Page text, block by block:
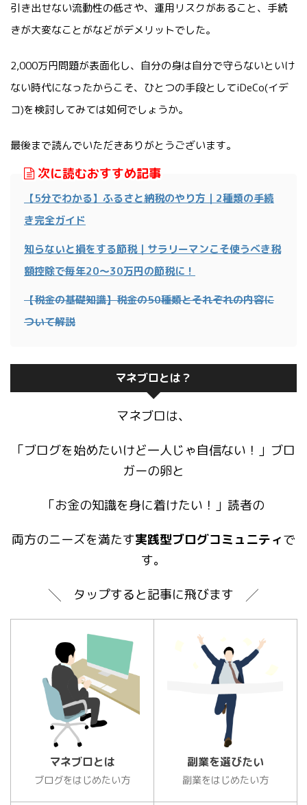
引き出せない流動性の低さや、運用リスクがあること、手続
きが大変なことがなどがデメリットでした。
2,000万円問題が表面化し、自分の身は自分で守らないといけ
ない時代になったからこそ、ひとつの手段としてiDeCo(イデ
コ)を検討してみては如何でしょうか。
最後まで読んでいただきありがとうございます。
次に読むおすすめ記事
【5分でわかる】ふるさと納税のやり方｜2種類の手続
き完全ガイド
知らないと損をする節税｜サラリーマンこそ使うべき税
額控除で毎年20～30万円の節税に！
【税金の基礎知識】税金の50種類とそれぞれの内容に
ついて解説
マネブロとは？
マネブロは、
「ブログを始めたいけど一人じゃ自信ない！」ブロ
ガーの卵と
「お金の知識を身に着けたい！」読者の
両方のニーズを満たす実践型ブログコミュニティで
す。
╲ タップすると記事に飛びます ╱
マネブロとは
ブログをはじめたい方
副業を選びたい
副業をはじめたい方